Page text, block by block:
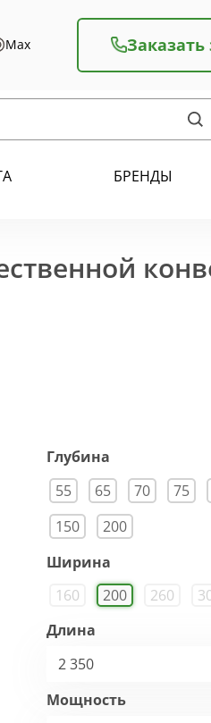
Max Заказать
БРЕНДЫ
Глубина
55
65 70 75
150
200
Ширина
160
200 260
Длина
2 350
Мощность